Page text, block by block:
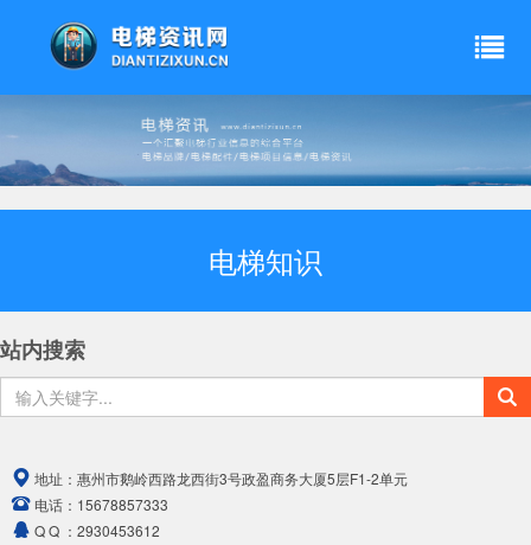
电梯知识
站内搜索
地址： 惠州市鹅岭西路龙西街3号政盈商务大厦5层F1-2单元
电话： 15678857333
Q Q ： 2930453612